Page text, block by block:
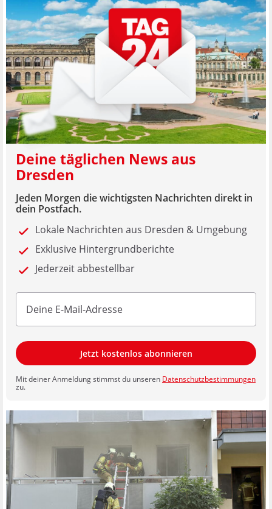
Deine täglichen News aus
Dresden
Jeden Morgen die wichtigsten Nachrichten direkt in
dein Postfach.
Lokale Nachrichten aus Dresden & Umgebung
Exklusive Hintergrundberichte
Jederzeit abbestellbar
Jetzt kostenlos abonnieren
Mit deiner Anmeldung stimmst du unseren Datenschutzbestimmungen
zu.